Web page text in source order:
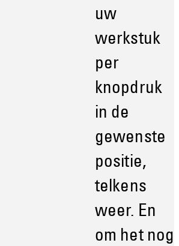
uw
werkstuk
per
knopdruk
in de
gewenste
positie,
telkens
weer. En
om het nog